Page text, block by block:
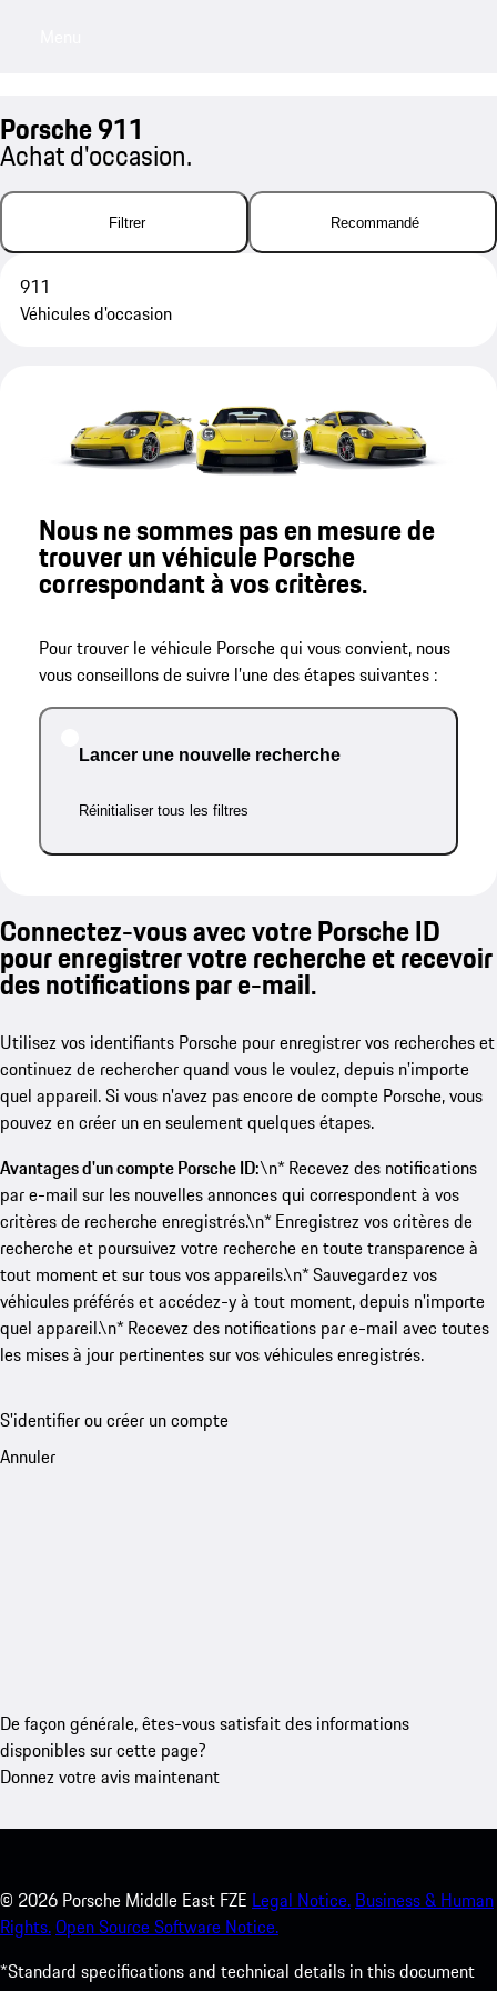
Porsche 911
Achat d'occasion.
Filtrer Recommandé
911
Véhicules d'occasion
Nous ne sommes pas en mesure de
trouver un véhicule Porsche
correspondant à vos critères.
Pour trouver le véhicule Porsche qui vous convient, nous
vous conseillons de suivre l’une des étapes suivantes :
Lancer une nouvelle recherche
Réinitialiser tous les filtres
Connectez-vous avec votre Porsche ID
pour enregistrer votre recherche et recevoir
des notifications par e-mail.
Utilisez vos identifiants Porsche pour enregistrer vos recherches et
continuez de rechercher quand vous le voulez, depuis n'importe
quel appareil. Si vous n'avez pas encore de compte Porsche, vous
pouvez en créer un en seulement quelques étapes.
Avantages d'un compte Porsche ID:\n* Recevez des notifications
par e-mail sur les nouvelles annonces qui correspondent à vos
critères de recherche enregistrés.\n* Enregistrez vos critères de
recherche et poursuivez votre recherche en toute transparence à
tout moment et sur tous vos appareils.\n* Sauvegardez vos
véhicules préférés et accédez-y à tout moment, depuis n'importe
quel appareil.\n* Recevez des notifications par e-mail avec toutes
les mises à jour pertinentes sur vos véhicules enregistrés.
S'identifier ou créer un compte
Annuler
De façon générale, êtes-vous satisfait des informations
disponibles sur cette page?
Donnez votre avis maintenant
© 2026 Porsche Middle East FZE Legal Notice. Business & Human
Rights.Open Source Software Notice.
*Standard specifications and technical details in this document